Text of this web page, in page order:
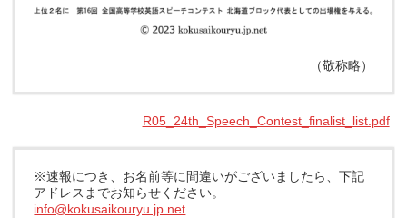
（敬称略）
R05_24th_Speech_Contest_finalist_list.pdf
※速報につき、お名前等に間違いがございましたら、下記
アドレスまでお知らせください。
info@kokusaikouryu.jp.net